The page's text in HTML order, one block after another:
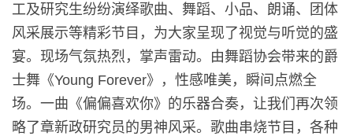
工及研究生纷纷演绎歌曲、舞蹈、小品、朗诵、团体
风采展示等精彩节目，为大家呈现了视觉与听觉的盛
宴。现场气氛热烈，掌声雷动。由舞蹈协会带来的爵
士舞《Young Forever》，性感唯美，瞬间点燃全
场。一曲《偏偏喜欢你》的乐器合奏，让我们再次领
略了章新政研究员的男神风采。歌曲串烧节目，各种